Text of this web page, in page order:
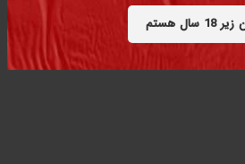
18 سال هستم
ورشو پلاک ۱۳